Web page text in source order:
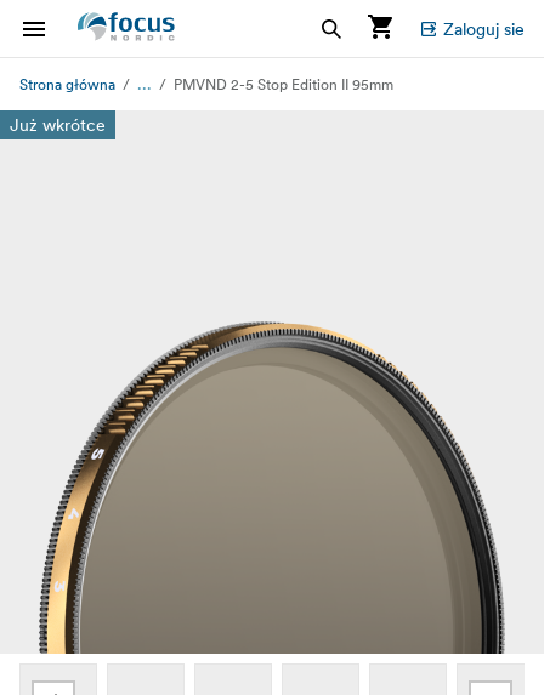
Zaloguj sie
Strona główna ... PMVND 2-5 Stop Edition II 95mm
Już wkrótce